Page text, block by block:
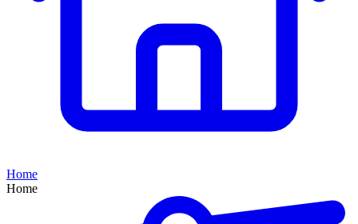
Home
Home